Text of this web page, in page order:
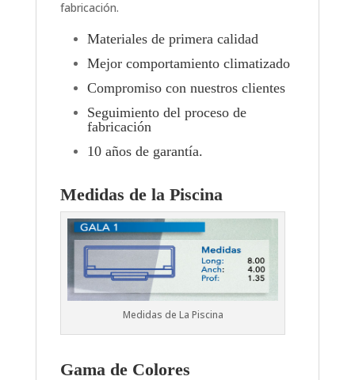
fabricación.
Materiales de primera calidad
Mejor comportamiento climatizado
Compromiso con nuestros clientes
Seguimiento del proceso de
fabricación
10 años de garantía.
Medidas de la Piscina
Medidas de La Piscina
Gama de Colores